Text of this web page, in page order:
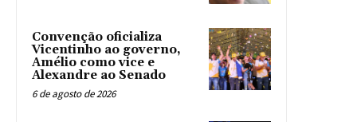
Convenção oficializa
Vicentinho ao governo,
Amélio como vice e
Alexandre ao Senado
6 de agosto de 2026